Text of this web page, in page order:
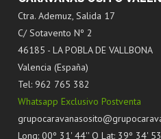
Ctra. Ademuz, Salida 17
C/ Sotavento Nº 2
46185 - LA POBLA DE VALLBONA
Valencia (España)
Tel: 962 765 382
Whatsapp Exclusivo Postventa
Long: 00º 31' 44'' O Lat: 39º 34'